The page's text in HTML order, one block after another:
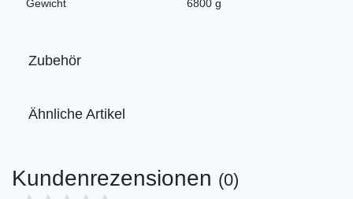
Gewicht
6800 g
Zubehör
Ähnliche Artikel
Kundenrezensionen (0)